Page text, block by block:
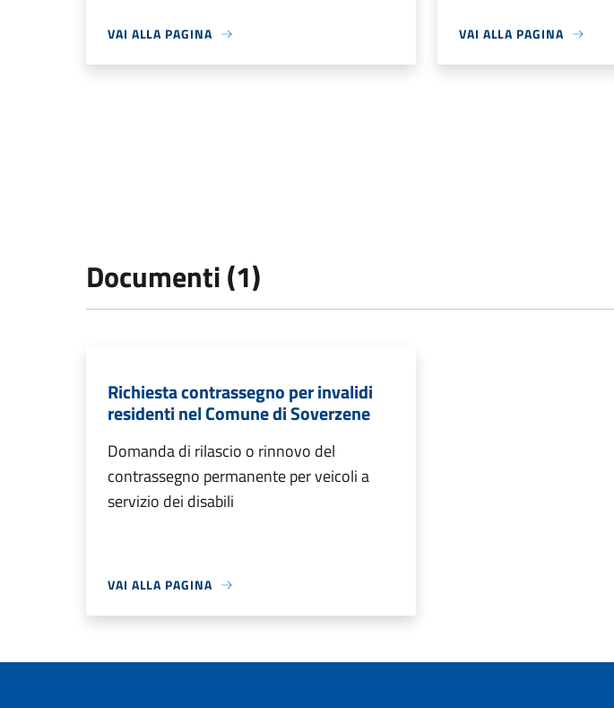
VAI ALLA PAGINA VAI ALLA PAGINA
Documenti (1)
Richiesta contrassegno per invalidi
residenti nel Comune di Soverzene
Domanda di rilascio o rinnovo del
contrassegno permanente per veicoli a
servizio dei disabili
VAI ALLA PAGINA